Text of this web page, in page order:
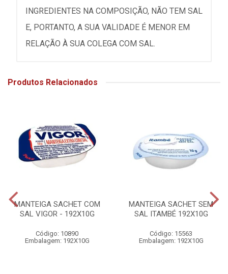
INGREDIENTES NA COMPOSIÇÃO, NÃO TEM SAL
E, PORTANTO, A SUA VALIDADE É MENOR EM
RELAÇÃO À SUA COLEGA COM SAL.
Produtos Relacionados
MANTEIGA SACHET COM
SAL VIGOR - 192X10G
Código: 10890
Embalagem: 192X10G
MANTEIGA SACHET SEM
SAL ITAMBÉ 192X10G
Código: 15563
Embalagem: 192X10G